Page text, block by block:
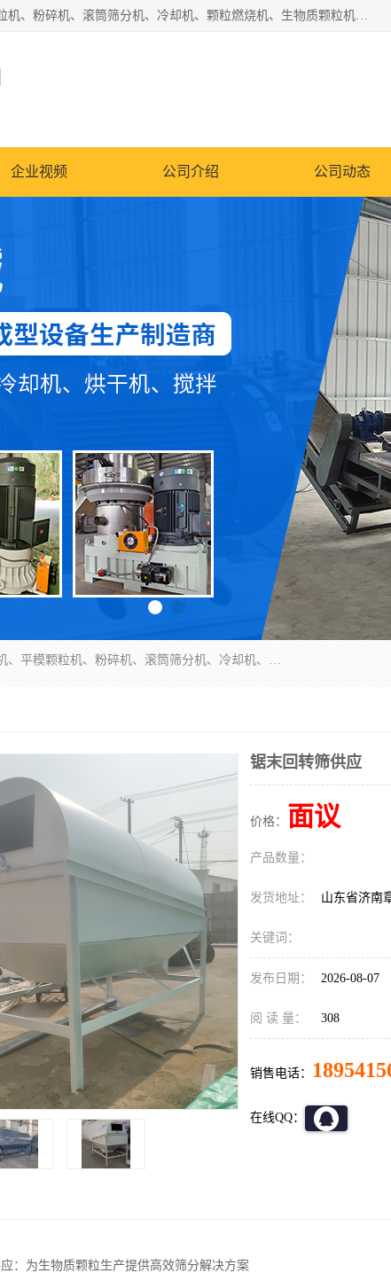
济南恒瑞达机械有限公司主营：颗粒机、环模颗粒机、平模颗粒机、粉碎机、滚筒筛分机、冷却机、颗粒燃烧机、生物质颗粒机、木屑颗粒机、秸秆颗粒机、饲料颗粒机、燃料颗粒机、木材粉碎机、秸秆粉碎机、饲料粉碎机、颗粒冷却机、锯末滚筒筛、锤片粉碎机、滚筒筛、搅拌机等产品。
企业视频 公司介绍 公司动态
济南恒瑞达机械有限公司主营：颗粒机、环模颗粒机、平模颗粒机、粉碎机、滚筒筛分机、冷却机、颗粒燃烧机、生物质颗粒机、木屑颗粒机、秸秆颗粒机、饲料颗粒机、燃料颗粒机、木材粉碎机、秸秆粉碎机、饲料粉碎机、颗粒冷却机、锯末滚筒筛、锤片粉碎机、滚筒筛、搅拌机等产品。
锯末回转筛供应
价格： 面议
产品数量：
发货地址： 山东省济南
关键词：
发布日期： 2026-08-07
阅 读 量： 308
销售电话：
在线QQ：
：为生物质颗粒生产提供高效筛分解决方案